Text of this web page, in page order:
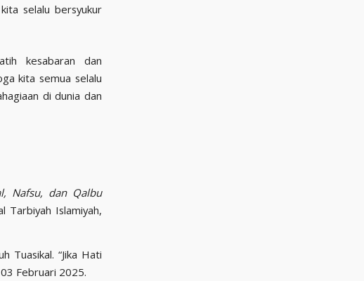
selalu bersyukur
kesabaran dan
kita semua selalu
di dunia dan
Nafsu, dan Qalbu
Tarbiyah Islamiyah,
Tuasikal. “Jika Hati
Februari 2025.